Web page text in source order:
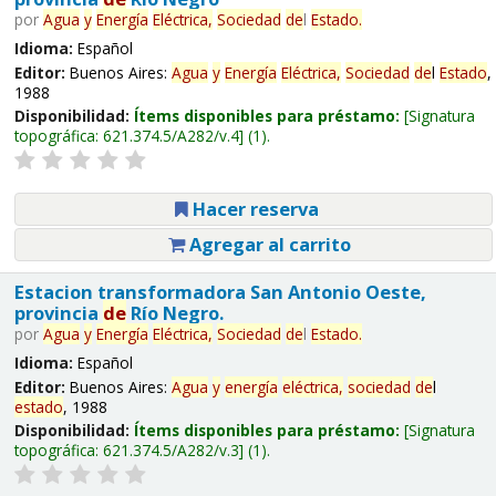
por Agua y Energía Eléctrica, Sociedad del Estado.
Idioma: Español
Editor: Buenos Aires: Agua y Energía Eléctrica, Sociedad del Estado,
1988
Disponibilidad: Ítems disponibles para préstamo: Signatura
topográfica: 621.374.5/A282/v.4 (1).
Hacer reserva
Agregar al carrito
Estacion transformadora San Antonio Oeste,
provincia deRío Negro.
por Agua y Energía Eléctrica, Sociedad del Estado.
Idioma: Español
Editor: Buenos Aires: Agua y energía eléctrica, sociedad del
estado, 1988
Disponibilidad: Ítems disponibles para préstamo: Signatura
topográfica: 621.374.5/A282/v.3 (1).